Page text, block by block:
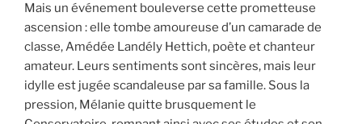
Mais un événement bouleverse cette prometteuse
ascension : elle tombe amoureuse d’un camarade de
classe, Amédée Landély Hettich, poète et chanteur
amateur. Leurs sentiments sont sincères, mais leur
idylle est jugée scandaleuse par sa famille. Sous la
pression, Mélanie quitte brusquement le